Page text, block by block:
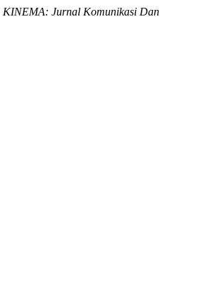
KINEMA: Jurnal Komunikasi Dan